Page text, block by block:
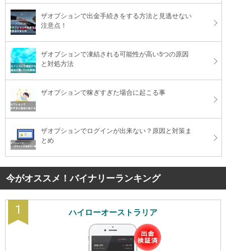
ザオプションで出金手続きをする方法と見逃せない
注意点！
ザオプションで凍結される可能性が高い5つの原因
と対処方法
ザオプションで稼ぎすぎた場合に起こる事
ザオプションでログインが出来ない？原因と対策ま
とめ
今がオススメ！バイナリーランキング
1 ハイローオーストラリア